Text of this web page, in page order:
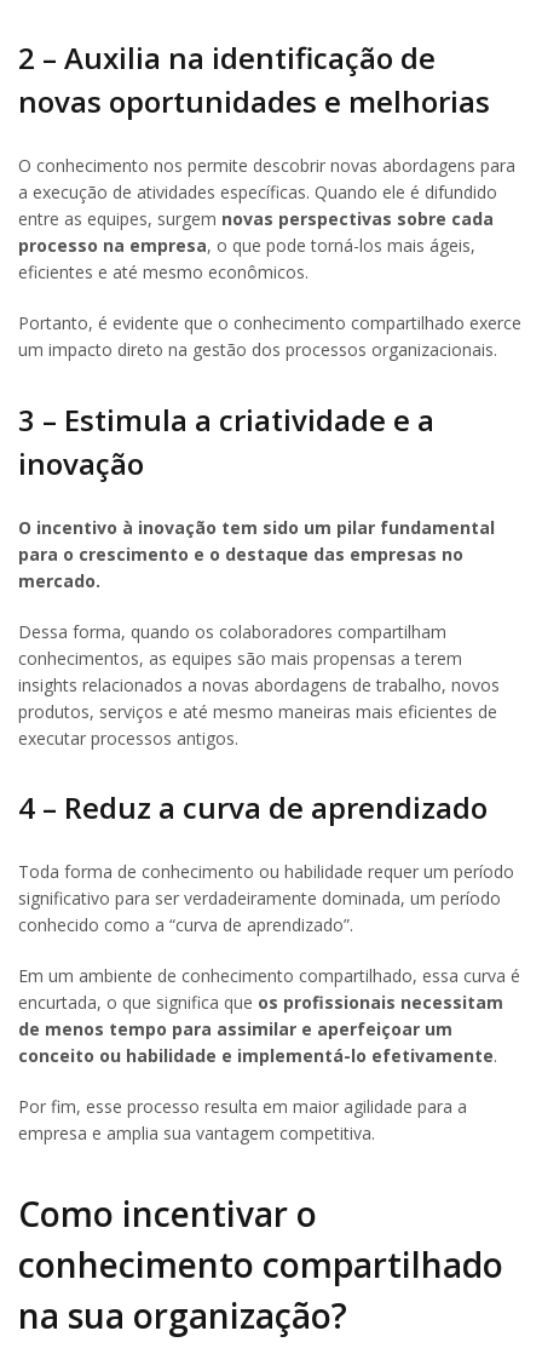
2 – Auxilia na identificação de
novas oportunidades e melhorias
O conhecimento nos permite descobrir novas abordagens para
a execução de atividades específicas. Quando ele é difundido
entre as equipes, surgem novas perspectivas sobre cada
processo na empresa, o que pode torná-los mais ágeis,
eficientes e até mesmo econômicos.
Portanto, é evidente que o conhecimento compartilhado exerce
um impacto direto na gestão dos processos organizacionais.
3 – Estimula a criatividade e a
inovação
O incentivo à inovação tem sido um pilar fundamental
para o crescimento e o destaque das empresas no
mercado.
Dessa forma, quando os colaboradores compartilham
conhecimentos, as equipes são mais propensas a terem
insights relacionados a novas abordagens de trabalho, novos
produtos, serviços e até mesmo maneiras mais eficientes de
executar processos antigos.
4 – Reduz a curva de aprendizado
Toda forma de conhecimento ou habilidade requer um período
significativo para ser verdadeiramente dominada, um período
conhecido como a “curva de aprendizado”.
Em um ambiente de conhecimento compartilhado, essa curva é
encurtada, o que significa que os profissionais necessitam
de menos tempo para assimilar e aperfeiçoar um
conceito ou habilidade e implementá-lo efetivamente.
Por fim, esse processo resulta em maior agilidade para a
empresa e amplia sua vantagem competitiva.
Como incentivar o
conhecimento compartilhado
na sua organização?